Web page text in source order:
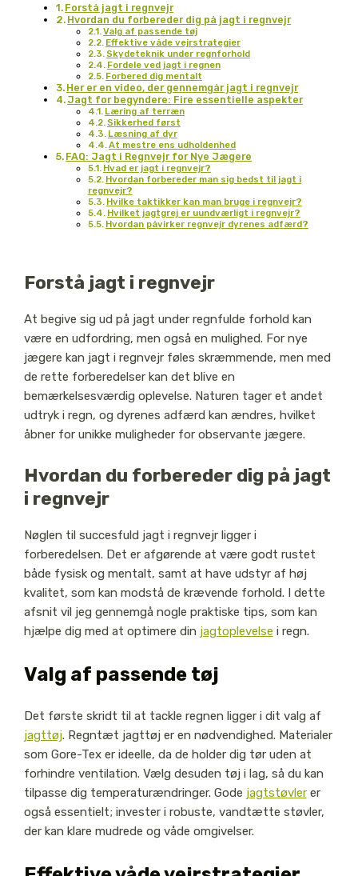
Forstå jagt i regnvejr
Hvordan du forbereder dig på jagt i regnvejr
Valg af passende tøj
Effektive våde vejrstrategier
Skydeteknik under regnforhold
Fordele ved jagt i regnen
Forbered dig mentalt
Her er en video, der gennemgår jagt i regnvejr
Jagt for begyndere: Fire essentielle aspekter
Læring af terræn
Sikkerhed først
Læsning af dyr
At mestre ens udholdenhed
FAQ: Jagt i Regnvejr for Nye Jægere
Hvad er jagt i regnvejr?
Hvordan forbereder man sig bedst til jagt i
regnvejr?
Hvilke taktikker kan man bruge i regnvejr?
Hvilket jagtgrej er uundværligt i regnvejr?
Hvordan påvirker regnvejr dyrenes adfærd?
Forstå jagt i regnvejr
At begive sig ud på jagt under regnfulde forhold kan
være en udfordring, men også en mulighed. For nye
jægere kan jagt i regnvejr føles skræmmende, men med
de rette forberedelser kan det blive en
bemærkelsesværdig oplevelse. Naturen tager et andet
udtryk i regn, og dyrenes adfærd kan ændres, hvilket
åbner for unikke muligheder for observante jægere.
Hvordan du forbereder dig på jagt
i regnvejr
Nøglen til succesfuld jagt i regnvejr ligger i
forberedelsen. Det er afgørende at være godt rustet
både fysisk og mentalt, samt at have udstyr af høj
kvalitet, som kan modstå de krævende forhold. I dette
afsnit vil jeg gennemgå nogle praktiske tips, som kan
hjælpe dig med at optimere din jagtoplevelse i regn.
Valg af passende tøj
Det første skridt til at tackle regnen ligger i dit valg af
jagttøj. Regntæt jagttøj er en nødvendighed. Materialer
som Gore-Tex er ideelle, da de holder dig tør uden at
forhindre ventilation. Vælg desuden tøj i lag, så du kan
tilpasse dig temperaturændringer. Gode jagtstøvlerer
også essentielt; invester i robuste, vandtætte støvler,
der kan klare mudrede og våde omgivelser.